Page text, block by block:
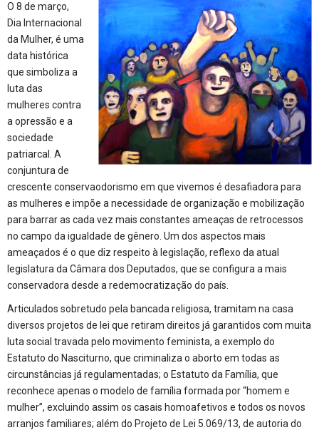
O 8 de março,
Dia Internacional
da Mulher, é uma
data histórica
que simboliza a
luta das
mulheres contra
a opressão e a
sociedade
patriarcal. A
conjuntura de
crescente conservaodorismo em que vivemos é desafiadora para
as mulheres e impõe a necessidade de organização e mobilização
para barrar as cada vez mais constantes ameaças de retrocessos
no campo da igualdade de gênero. Um dos aspectos mais
ameaçados é o que diz respeito à legislação, reflexo da atual
legislatura da Câmara dos Deputados, que se configura a mais
conservadora desde a redemocratização do país.
Articulados sobretudo pela bancada religiosa, tramitam na casa
diversos projetos de lei que retiram direitos já garantidos com muita
luta social travada pelo movimento feminista, a exemplo do
Estatuto do Nasciturno, que criminaliza o aborto em todas as
circunstâncias já regulamentadas; o Estatuto da Família, que
reconhece apenas o modelo de família formada por “homem e
mulher”, excluindo assim os casais homoafetivos e todos os novos
arranjos familiares; além do Projeto de Lei 5.069/13, de autoria do